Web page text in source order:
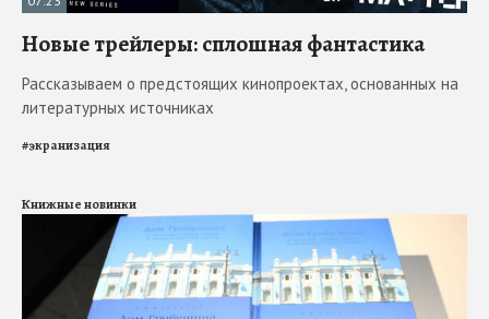
Новые трейлеры: сплошная фантастика
Рассказываем о предстоящих кинопроектах, основанных на
литературных источниках
#экранизация
Книжные новинки